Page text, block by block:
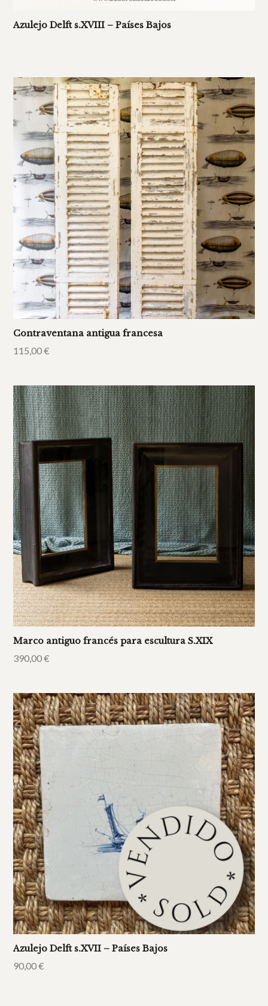
Azulejo Delft s.XVIII – Países Bajos
Contraventana antigua francesa
115,00€
Marco antiguo francés para escultura S.XIX
390,00€
Azulejo Delft s.XVII – Países Bajos
90,00€